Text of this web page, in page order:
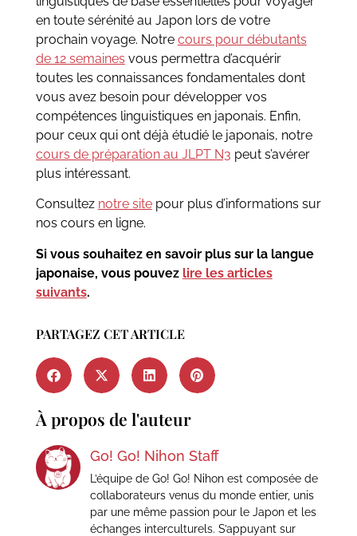
en toute sérénité au Japon lors de votre
prochain voyage. Notre cours pour débutants
de 12 semaines vous permettra d’acquérir
toutes les connaissances fondamentales dont
vous avez besoin pour développer vos
compétences linguistiques en japonais. Enfin,
pour ceux qui ont déjà étudié le japonais, notre
cours de préparation au JLPT N3 peut s’avérer
plus intéressant.
Consultez notre sitepour plus d’informations sur
nos cours en ligne.
Si vous souhaitez en savoir plus sur la langue
japonaise, vous pouvez lire les articles
suivants.
PARTAGEZ CET ARTICLE
À propos de l'auteur
Go! Go! Nihon Staff
L’équipe de Go! Go! Nihon est composée de
collaborateurs venus du monde entier, unis
par une même passion pour le Japon et les
échanges interculturels. S’appuyant sur